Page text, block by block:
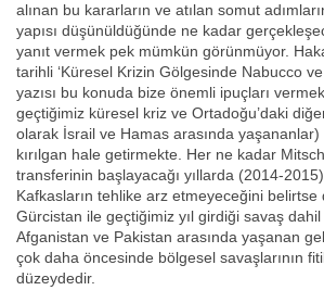
alınan bu kararların ve atılan somut
yapısı düşünüldüğünde ne kadar
yanıt vermek pek mümkün görünmüyor.
tarihli ‘Küresel Krizin Gölgesinde Nabucco ve
yazısı bu konuda bize önemli ipuçları
geçtiğimiz küresel kriz ve Ortadoğu’daki
olarak İsrail ve Hamas arasında
kırılgan hale getirmekte. Her ne kadar
transferinin başlayacağı yıllarda (2014-
Kafkasların tehlike arz etmeyeceğini belirtse
Gürcistan ile geçtiğimiz yıl girdiği savaş
Afganistan ve Pakistan arasında yaşanan
çok daha öncesinde bölgesel savaşlarının
düzeydedir.